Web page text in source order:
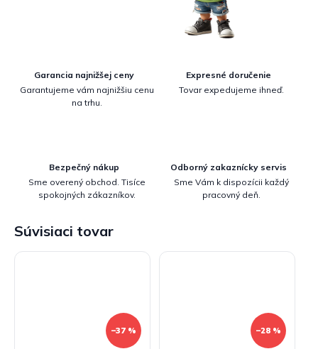
Garancia najnižšej ceny
Garantujeme vám najnižšiu cenu
na trhu.
Expresné doručenie
Tovar expedujeme ihneď.
Bezpečný nákup
Sme overený obchod. Tisíce
spokojných zákazníkov.
Odborný zakaznícky servis
Sme Vám k dispozícii každý
pracovný deň.
Súvisiaci tovar
–37 % –28 %